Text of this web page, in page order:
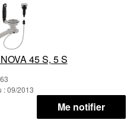
45 S, 5 S
: 09/2013
Me notifier